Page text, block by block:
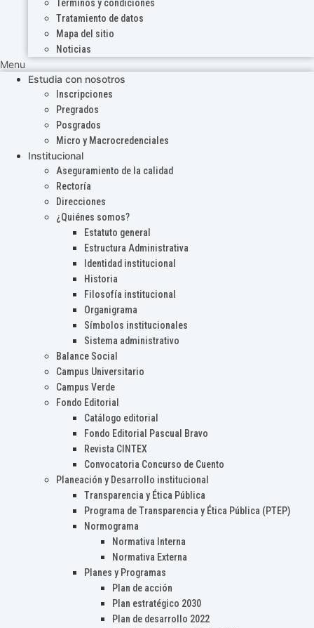
Términos y condiciones
Tratamiento de datos
Mapa del sitio
Noticias
Menu
Estudia con nosotros
Inscripciones
Pregrados
Posgrados
Micro y Macrocredenciales
Institucional
Aseguramiento de la calidad
Rectoría
Direcciones
¿Quiénes somos?
Estatuto general
Estructura Administrativa
Identidad institucional
Historia
Filosofía institucional
Organigrama
Símbolos institucionales
Sistema administrativo
Balance Social
Campus Universitario
Campus Verde
Fondo Editorial
Catálogo editorial
Fondo Editorial Pascual Bravo
Revista CINTEX
Convocatoria Concurso de Cuento
Planeación y Desarrollo institucional
Transparencia y Ética Pública
Programa de Transparencia y Ética Pública (PTEP)
Normograma
Normativa Interna
Normativa Externa
Planes y Programas
Plan de acción
Plan estratégico 2030
Plan de desarrollo 2022